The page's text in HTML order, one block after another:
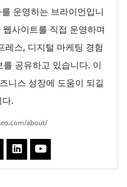
운영하는 브라이언입니
사이트를 직접 운영하며
레스, 디지털 마케팅 경험
공유하고 있습니다. 이
니스 성장에 도움이 되길
다.
about/